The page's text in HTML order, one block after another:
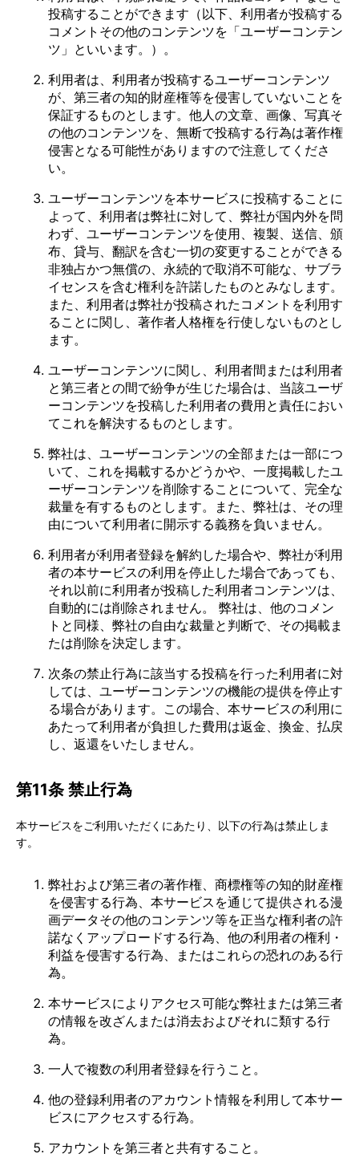
投稿することができます（以下、利用者が投稿する
コメントその他のコンテンツを「ユーザーコンテン
ツ」といいます。）。
利用者は、利用者が投稿するユーザーコンテンツ
が、第三者の知的財産権等を侵害していないことを
保証するものとします。他人の文章、画像、写真そ
の他のコンテンツを、無断で投稿する行為は著作権
侵害となる可能性がありますので注意してくださ
い。
ユーザーコンテンツを本サービスに投稿することに
よって、利用者は弊社に対して、弊社が国内外を問
わず、ユーザーコンテンツを使用、複製、送信、頒
布、貸与、翻訳を含む一切の変更することができる
非独占かつ無償の、永続的で取消不可能な、サブラ
イセンスを含む権利を許諾したものとみなします。
また、利用者は弊社が投稿されたコメントを利用す
ることに関し、著作者人格権を行使しないものとし
ます。
ユーザーコンテンツに関し、利用者間または利用者
と第三者との間で紛争が生じた場合は、当該ユーザ
ーコンテンツを投稿した利用者の費用と責任におい
てこれを解決するものとします。
弊社は、ユーザーコンテンツの全部または一部につ
いて、これを掲載するかどうかや、一度掲載したユ
ーザーコンテンツを削除することについて、完全な
裁量を有するものとします。また、弊社は、その理
由について利用者に開示する義務を負いません。
利用者が利用者登録を解約した場合や、弊社が利用
者の本サービスの利用を停止した場合であっても、
それ以前に利用者が投稿した利用者コンテンツは、
自動的には削除されません。 弊社は、他のコメン
トと同様、弊社の自由な裁量と判断で、その掲載ま
たは削除を決定します。
次条の禁止行為に該当する投稿を行った利用者に対
しては、ユーザーコンテンツの機能の提供を停止す
る場合があります。この場合、本サービスの利用に
あたって利用者が負担した費用は返金、換金、払戻
し、返還をいたしません。
第11条 禁止行為
本サービスをご利用いただくにあたり、以下の行為は禁止しま
す。
弊社および第三者の著作権、商標権等の知的財産権
を侵害する行為、本サービスを通じて提供される漫
画データその他のコンテンツ等を正当な権利者の許
諾なくアップロードする行為、他の利用者の権利・
利益を侵害する行為、またはこれらの恐れのある行
為。
本サービスによりアクセス可能な弊社または第三者
の情報を改ざんまたは消去およびそれに類する行
為。
一人で複数の利用者登録を行うこと。
他の登録利用者のアカウント情報を利用して本サー
ビスにアクセスする行為。
アカウントを第三者と共有すること。